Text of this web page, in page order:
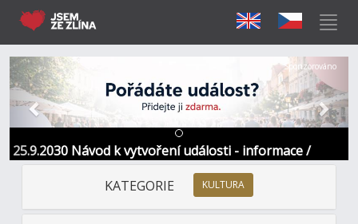
25.9.2030 Návod k vytvoření události - informace /
kontakt
Předchozí Další
Sponzorováno
KATEGORIE KULTURA